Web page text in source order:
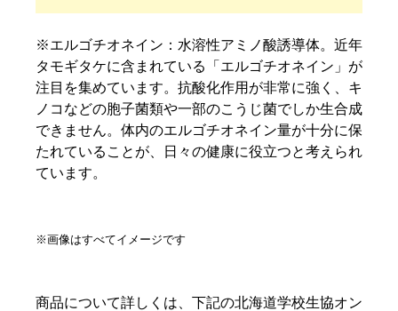
※エルゴチオネイン：水溶性アミノ酸誘導体。近年
タモギタケに含まれている「エルゴチオネイン」が
注目を集めています。抗酸化作用が非常に強く、キ
ノコなどの胞子菌類や一部のこうじ菌でしか生合成
できません。体内のエルゴチオネイン量が十分に保
たれていることが、日々の健康に役立つと考えられ
ています。
※画像はすべてイメージです
商品について詳しくは、下記の北海道学校生協オン